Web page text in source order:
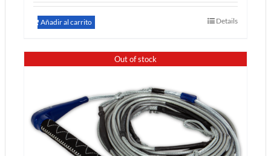
Añadir al carrito Details
Out of stock